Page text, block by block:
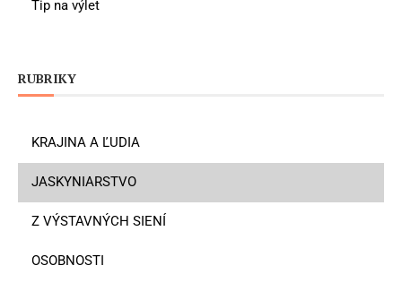
Tip na výlet
RUBRIKY
KRAJINA A ĽUDIA
JASKYNIARSTVO
Z VÝSTAVNÝCH SIENÍ
OSOBNOSTI